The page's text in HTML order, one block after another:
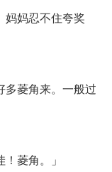
妈忍不住夸奖
菱角来。一般过
菱角。」